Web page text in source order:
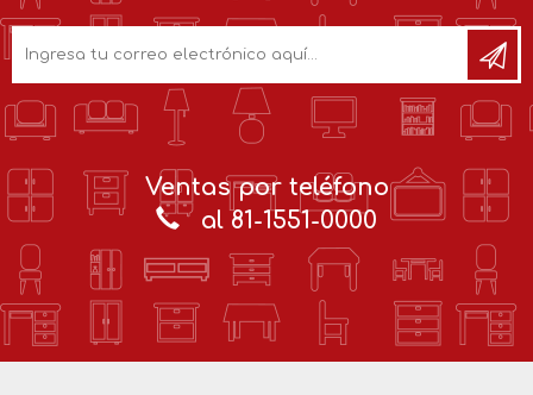
Ventas por teléfono
al 81-1551-0000